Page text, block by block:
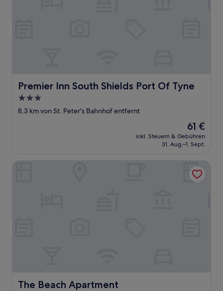
Premier Inn South Shields Port Of Tyne
Premier Inn South Shields Port Of Tyne
3.0-
Sterne-
8,3 km von St. Peter's Bahnhof entfernt
Der
Preis
beträgt
61 €
inkl. Steuern & Gebühren
31. Aug.–1. Sept.
The Beach Apartment
The Beach Apartment